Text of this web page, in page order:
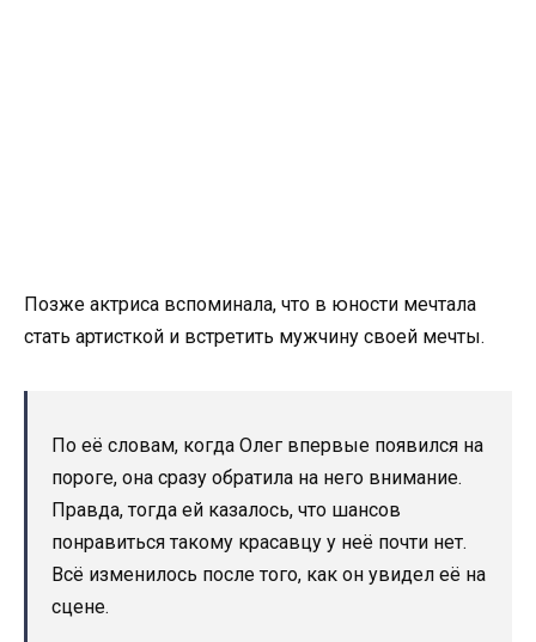
Позже актриса вспоминала, что в юности мечтала
стать артисткой и встретить мужчину своей мечты.
По её словам, когда Олег впервые появился на
пороге, она сразу обратила на него внимание.
Правда, тогда ей казалось, что шансов
понравиться такому красавцу у неё почти нет.
Всё изменилось после того, как он увидел её на
сцене.